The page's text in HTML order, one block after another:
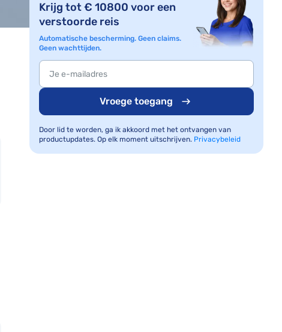
Krijg tot € 10800 voor een
verstoorde reis
Automatische bescherming. Geen claims.
Geen wachttijden.
Vroege toegang
Door lid te worden, ga ik akkoord met het ontvangen van
productupdates. Op elk moment uitschrijven. Privacybeleid